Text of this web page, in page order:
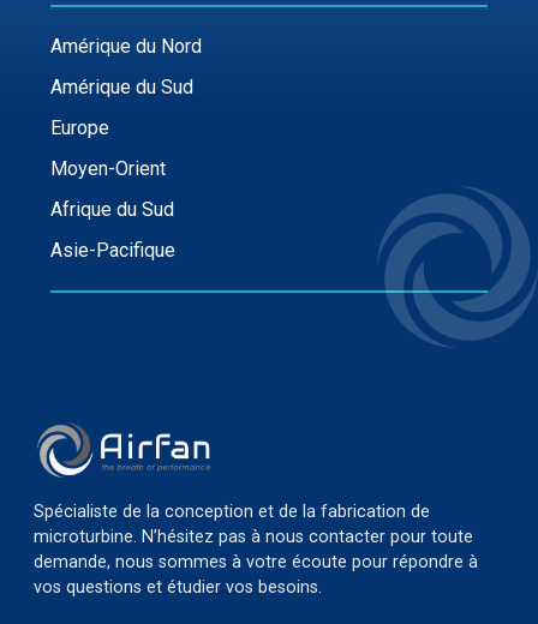
Amérique du Nord
Amérique du Sud
Europe
Moyen-Orient
Afrique du Sud
Asie-Pacifique
Spécialiste de la conception et de la fabrication de
microturbine. N’hésitez pas à nous contacter pour toute
demande, nous sommes à votre écoute pour répondre à
vos questions et étudier vos besoins.